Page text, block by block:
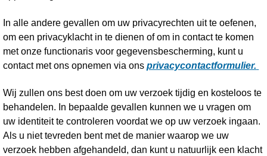
In alle andere gevallen om uw privacyrechten uit te oefenen,
om een privacyklacht in te dienen of om in contact te komen
met onze functionaris voor gegevensbescherming, kunt u
contact met ons opnemen via onsprivacycontactformulier.
Wij zullen ons best doen om uw verzoek tijdig en kosteloos te
behandelen. In bepaalde gevallen kunnen we u vragen om
uw identiteit te controleren voordat we op uw verzoek ingaan.
Als u niet tevreden bent met de manier waarop we uw
verzoek hebben afgehandeld, dan kunt u natuurlijk een klacht